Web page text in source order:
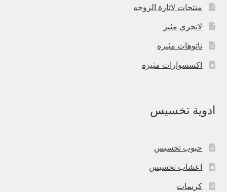
منتجات لاثارة الزوجه
لانجري مثير
تاتوهات مثيره
اكسسوارات مثيره
ادوية تخسيس
حبوب تخسيس
اعشاب تخسيس
كريمات